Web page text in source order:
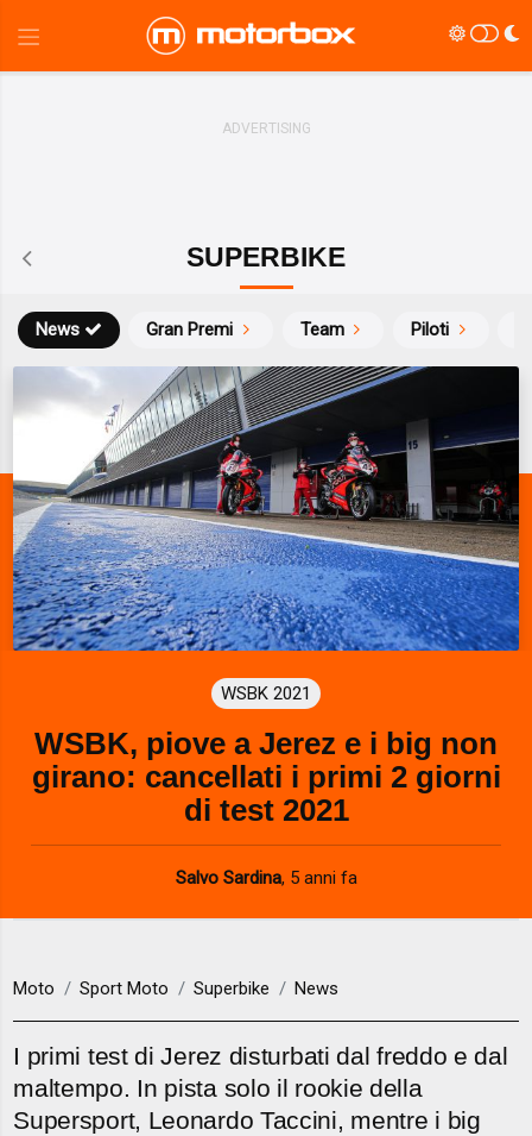
SUPERBIKE
News Gran Premi Team Piloti
WSBK 2021
WSBK, piove a Jerez e i big non
girano: cancellati i primi 2 giorni
di test 2021
Salvo Sardina, 5 anni fa
Moto Sport Moto Superbike News
I primi test di Jerez disturbati dal freddo e dal
maltempo. In pista solo il rookie della
Supersport, Leonardo Taccini, mentre i big